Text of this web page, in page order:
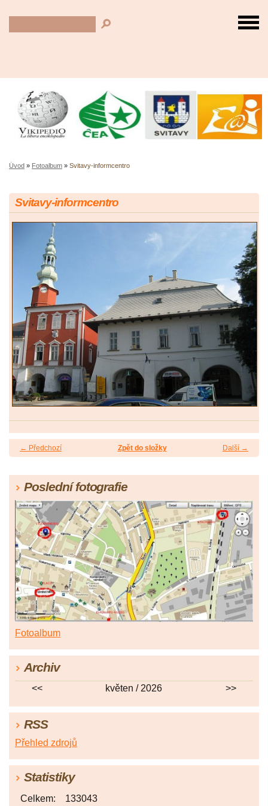
Úvod » Fotoalbum » Svitavy-informcentro
Svitavy-informcentro
← Předchozí Další →
Zpět do složky
Poslední fotografie
Fotoalbum
Archiv
<< květen / 2026 >>
RSS
Přehled zdrojů
Statistiky
Celkem: 133043